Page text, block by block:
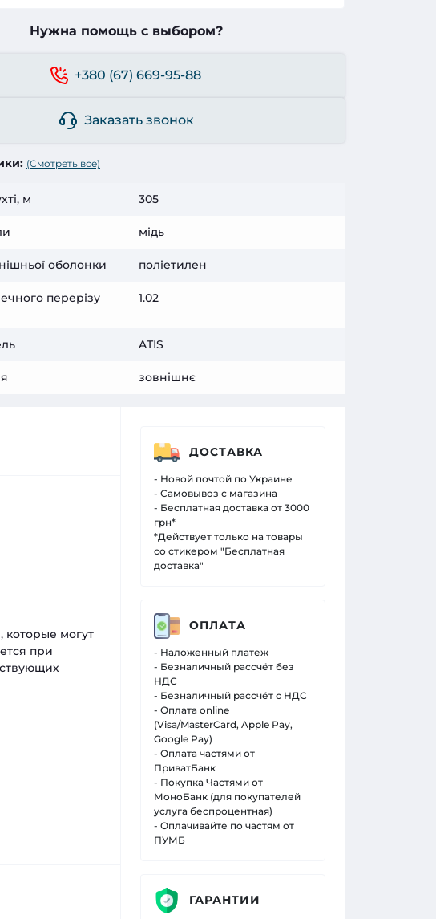
Нужна помощь с выбором?
+380 (67) 669-95-88
Заказать звонок
(Смотреть все)
м 305
мідь
оболонки поліетилен
перерізу
1.02
ATIS
зовнішнє
могут
при
ДОСТАВКА
- Новой почтой по Украине
- Самовывоз с магазина
- Бесплатная доставка от 3000
грн*
*Действует только на товары
со стикером "Бесплатная
доставка"
ОПЛАТА
- Наложенный платеж
- Безналичный рассчёт без
НДС
- Безналичный рассчёт с НДС
- Оплата online
(Visa/MasterCard, Apple Pay,
Google Pay)
- Оплата частями от
ПриватБанк
- Покупка Частями от
МоноБанк (для покупателей
услуга беспроцентная)
- Оплачивайте по частям от
ПУМБ
ГАРАНТИИ